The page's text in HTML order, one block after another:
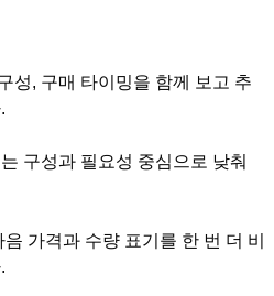
성, 구매 타이밍을 함께 보고 추
구성과 필요성 중심으로 낮춰
가격과 수량 표기를 한 번 더 비